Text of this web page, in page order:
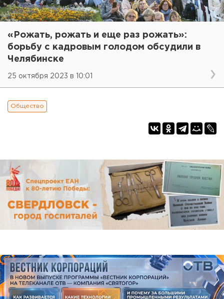
«Рожать, рожать и еще раз рожать»:
борьбу с кадровым голодом обсудили в
Челябинске
25 октября 2023 в 10:01
Общество